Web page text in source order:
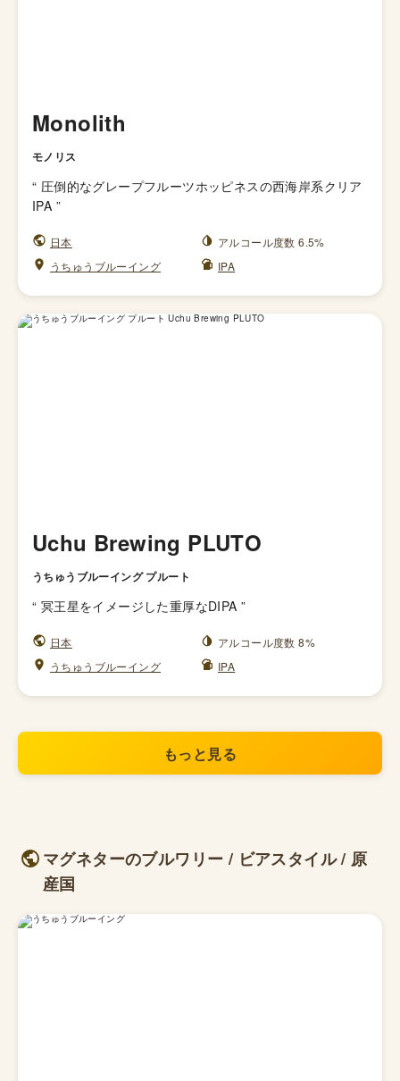
Monolith
モノリス
“ 圧倒的なグレープフルーツホッピネスの西海岸系クリア
IPA ”
日本
アルコール度数 6.5%
うちゅうブルーイング
IPA
Uchu Brewing PLUTO
うちゅうブルーイング プルート
“ 冥王星をイメージした重厚なDIPA ”
日本
アルコール度数 8%
うちゅうブルーイング
IPA
もっと見る
マグネターのブルワリー / ビアスタイル / 原
産国